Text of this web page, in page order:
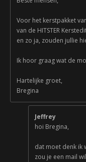
Voor het kerstpakket
van de HITSTER
en zo ja, zouden jullie
Ik hoor graag wat de
Hartelijke groet,
Bregina
Jeffrey
hoi Bregina,
dat moet denk ik
zou je een mail